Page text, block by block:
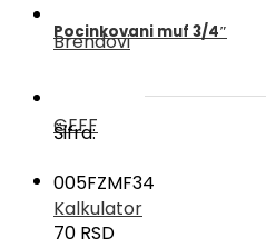
Brendovi
GEFF
Kalkulator
Pocinkovani muf 3/4″
Šifra:
005FZMF34
70 RSD